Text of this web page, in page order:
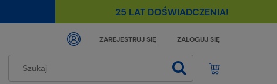
25 LAT DOŚWIADCZENIA!
ZAREJESTRUJ SIĘ ZALOGUJ SIĘ